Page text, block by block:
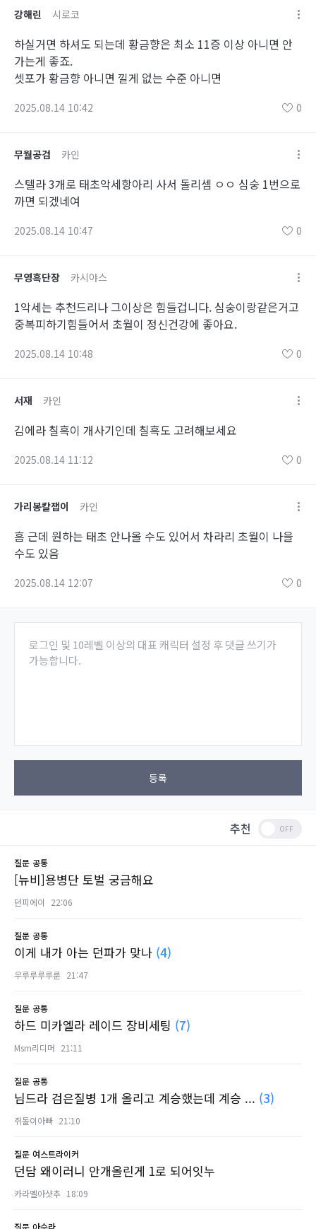
강해린 시로코
하실거면 하셔도 되는데 황금향은 최소 11증 이상 아니면 안
가는게 좋죠.
셋포가 황금향 아니면 낄게 없는 수준 아니면
2025.08.14 10:42 0
무월공검 카인
스텔라 3개로 태초악세항아리 사서 돌리셈 ㅇㅇ 심숭 1번으로
까면 되겠네여
2025.08.14 10:47 0
무영흑단장 카시야스
1악세는 추천드리나 그이상은 힘들겁니다. 심숭이랑같은거고
중복피하기힘들어서 초월이 정신건강에 좋아요.
2025.08.14 10:48 0
서재 카인
김에라 칠흑이 개사기인데 칠흑도 고려해보세요
2025.08.14 11:12 0
가리봉칼잽이 카인
흠 근데 원하는 태초 안나올 수도 있어서 차라리 초월이 나을
수도 있음
2025.08.14 12:07 0
로그인 및 10레벨 이상의 대표 캐릭터 설정 후 댓글 쓰기가
가능합니다.
등록
추천
질문 공통
[뉴비]용병단 토벌 궁금해요
던피에이 22:06
질문 공통
이게 내가 아는 던파가 맞나 (4)
우루루루루룬 21:47
질문 공통
하드 미카엘라 레이드 장비세팅 (7)
Msm리디머 21:11
질문 공통
님드라 검은질병 1개 올리고 계승했는데 계승 ... (3)
쥐돌이아빠 21:10
질문 여스트라이커
던담 왜이러니 안개올린게 1로 되어잇누
카라멜아샷추 18:09
질문 아수라